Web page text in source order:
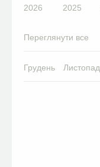
2026 2025
Переглянути все
Грудень Листопад